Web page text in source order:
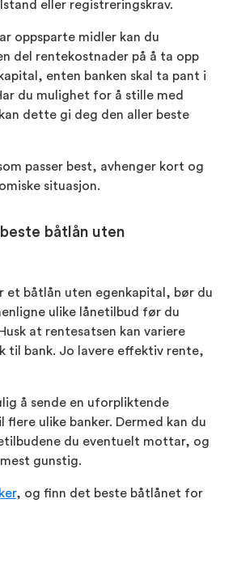
eller registreringskrav.
oppsparte midler kan du
del rentekostnader på å ta opp
enten banken skal ta pant i
du mulighet for å stille med
dette gi deg den aller beste
passer best, avhenger kort og
situasjon.
båtlån uten
et båtlån uten egenkapital, bør du
ulike lånetilbud før du
at rentesatsen kan variere
til bank. Jo lavere effektiv rente,
å sende en uforpliktende
flere ulike banker. Dermed kan du
du eventuelt mottar, og
gunstig.
, og finn det beste båtlånet for